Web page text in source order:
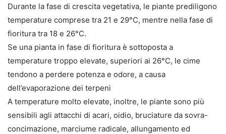
Durante la fase di crescita vegetativa, le piante prediligono
temperature comprese tra 21 e 29°C, mentre nella fase di
fioritura tra 18 e 26°C.
Se una pianta in fase di fioritura è sottoposta a
temperature troppo elevate, superiori ai 26°C, le cime
tendono a perdere potenza e odore, a causa
dell’evaporazione dei terpeni
A temperature molto elevate, inoltre, le piante sono più
sensibili agli attacchi di acari, oidio, bruciature da sovra-
concimazione, marciume radicale, allungamento ed